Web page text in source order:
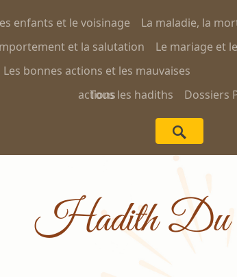
enfants et le voisinage La maladie, la
et la salutation Le mariage et
Les bonnes actions et les mauvaises
actions
Tous les hadiths Dossiers
Hadith